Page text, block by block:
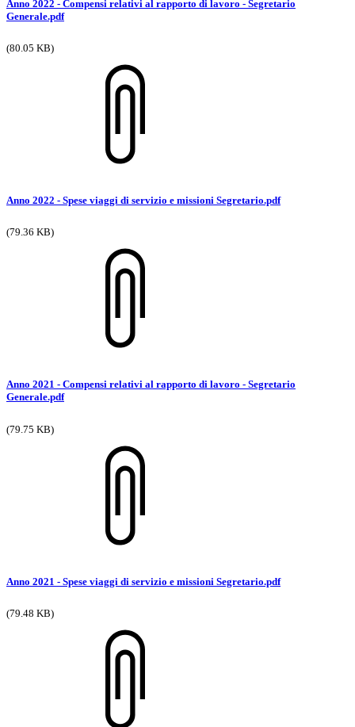
Anno 2022 - Compensi relativi al rapporto di lavoro - Segretario
Generale.pdf
(80.05 KB)
Anno 2022 - Spese viaggi di servizio e missioni Segretario.pdf
(79.36 KB)
Anno 2021 - Compensi relativi al rapporto di lavoro - Segretario
Generale.pdf
(79.75 KB)
Anno 2021 - Spese viaggi di servizio e missioni Segretario.pdf
(79.48 KB)